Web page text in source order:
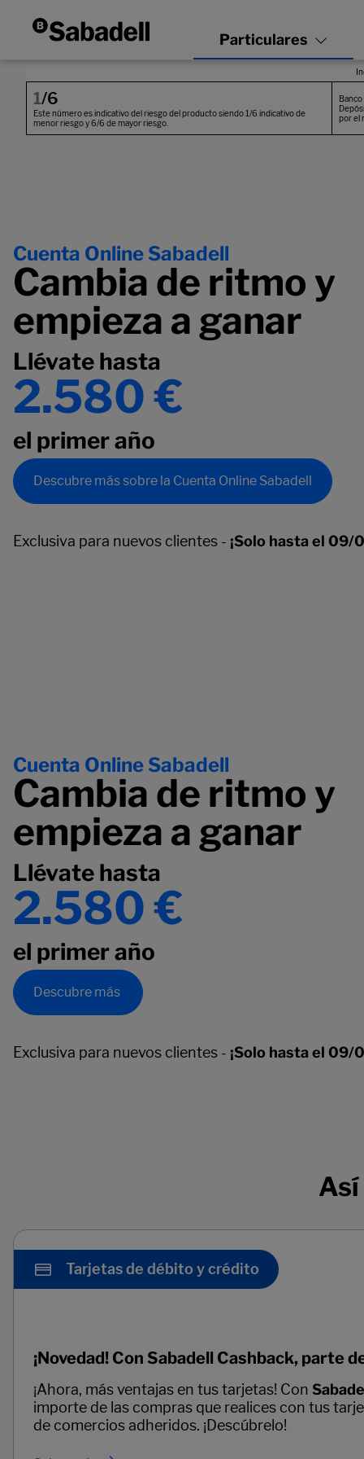
Cuenta Online Sabadell
Cambia de ritmo y
empieza a ganar
Llévate hasta
2.580 €
el primer año
Descubre más sobre la Cuenta Online Sabadell
Exclusiva para nuevos clientes - ¡Solo hasta el 09/
Cuenta Online Sabadell
Cambia de ritmo y
empieza a ganar
Llévate hasta
2.580 €
el primer año
Descubre más
Exclusiva para nuevos clientes - ¡Solo hasta el 09/
Tarjetas de débito y crédito
¡Novedad! Con Sabadell Cashback, parte
¡Ahora, más ventajas en tus tarjetas! Con
importe de las compras que realices con tus
de comercios adheridos. ¡Descúbrelo!